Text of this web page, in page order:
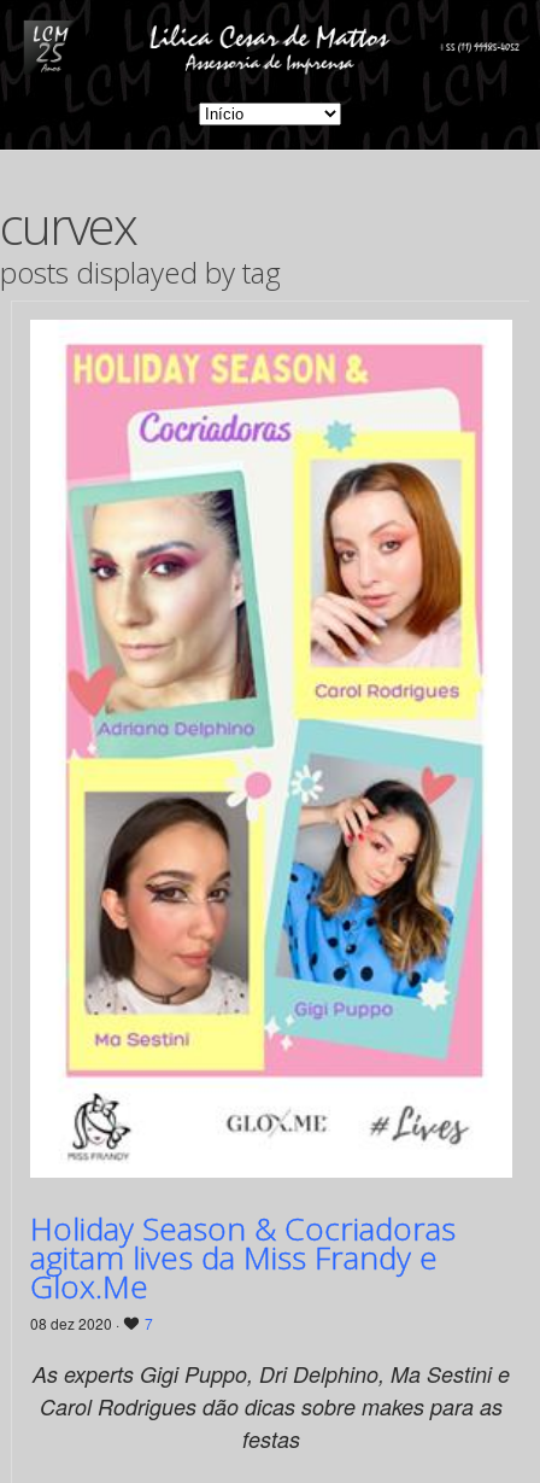
curvex
posts displayed by tag
Holiday Season & Cocriadoras
agitam lives da Miss Frandy e
Glox.Me
08 dez 2020 · 7
As experts Gigi Puppo, Dri Delphino, Ma Sestini e
Carol Rodrigues dão dicas sobre makes para as
festas